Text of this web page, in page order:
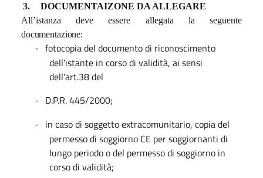
3.
DOCUMENTAIZONE DA ALLEGARE
All’istanza
deve essere allegata la
seguente
documentazione:
-
fotocopia del documento di riconoscimento
dell’istante in corso di validità, ai sensi
dell'art.38 del
- D.P.R. 445/2000;
-
in caso di soggetto extracomunitario, copia del
permesso di soggiorno CE per soggiornanti di
lungo periodo o del permesso di soggiorno in
corso di validità;